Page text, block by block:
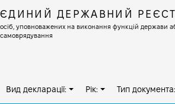
ЄДИНИЙ ДЕРЖАВНИЙ
осіб, уповноважених на виконання функцій держави
самоврядування
Вид декларації: Рік: Тип документа: